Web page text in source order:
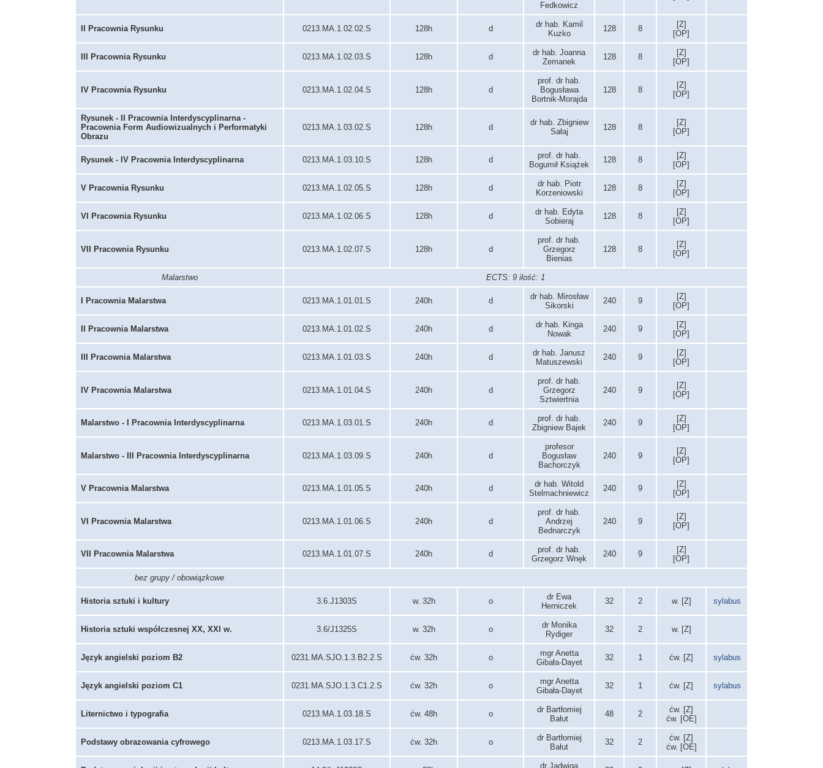
Fedkowicz
II Pracownia Rysunku 0213.MA.1.02.02.S 128h d
dr hab. Kamil
Kuzko
128 8
[Z]
[OP]
III Pracownia Rysunku 0213.MA.1.02.03.S 128h d
dr hab. Joanna
Zemanek
128 8
[Z]
[OP]
IV Pracownia Rysunku 0213.MA.1.02.04.S 128h d
prof. dr hab.
Bogusława
Bortnik-Morajda
128 8
[Z]
[OP]
Rysunek - II Pracownia Interdyscyplinarna -
Pracownia Form Audiowizualnych i Performatyki
Obrazu
0213.MA.1.03.02.S 128h d
dr hab. Zbigniew
Sałaj
128 8
[Z]
[OP]
Rysunek - IV Pracownia Interdyscyplinarna 0213.MA.1.03.10.S 128h d
prof. dr hab.
Bogumił Książek
128 8
[Z]
[OP]
V Pracownia Rysunku 0213.MA.1.02.05.S 128h d
dr hab. Piotr
Korzeniowski
128 8
[Z]
[OP]
VI Pracownia Rysunku 0213.MA.1.02.06.S 128h d
dr hab. Edyta
Sobieraj
128 8
[Z]
[OP]
VII Pracownia Rysunku 0213.MA.1.02.07.S 128h d
prof. dr hab.
Grzegorz
Bienias
128 8
[Z]
[OP]
Malarstwo ECTS: 9 ilość: 1
I Pracownia Malarstwa 0213.MA.1.01.01.S 240h d
dr hab. Mirosław
Sikorski
240 9
[Z]
[OP]
II Pracownia Malarstwa 0213.MA.1.01.02.S 240h d
dr hab. Kinga
Nowak
240 9
[Z]
[OP]
III Pracownia Malarstwa 0213.MA.1.01.03.S 240h d
dr hab. Janusz
Matuszewski
240 9
[Z]
[OP]
IV Pracownia Malarstwa 0213.MA.1.01.04.S 240h d
prof. dr hab.
Grzegorz
Sztwiertnia
240 9
[Z]
[OP]
Malarstwo - I Pracownia Interdyscyplinarna 0213.MA.1.03.01.S 240h d
prof. dr hab.
Zbigniew Bajek
240 9
[Z]
[OP]
Malarstwo - III Pracownia Interdyscyplinarna 0213.MA.1.03.09.S 240h d
profesor
Bogusław
Bachorczyk
240 9
[Z]
[OP]
V Pracownia Malarstwa 0213.MA.1.01.05.S 240h d
dr hab. Witold
Stelmachniewicz
240 9
[Z]
[OP]
VI Pracownia Malarstwa 0213.MA.1.01.06.S 240h d
prof. dr hab.
Andrzej
Bednarczyk
240 9
[Z]
[OP]
VII Pracownia Malarstwa 0213.MA.1.01.07.S 240h d
prof. dr hab.
Grzegorz Wnęk
240 9
[Z]
[OP]
bez grupy / obowiązkowe
Historia sztuki i kultury 3.6.J1303S w. 32h o
dr Ewa
Herniczek
32 2 w. [Z] sylabus
Historia sztuki współczesnej XX, XXI w. 3.6/J1325S w. 32h o
dr Monika
Rydiger
32 2 w. [Z]
Język angielski poziom B2 0231.MA.SJO.1.3.B2.2.S ćw. 32h o
mgr Anetta
Gibała-Dayet
32 1 ćw. [Z] sylabus
Język angielski poziom C1 0231.MA.SJO.1.3.C1.2.S ćw. 32h o
mgr Anetta
Gibała-Dayet
32 1 ćw. [Z] sylabus
Liternictwo i typografia 0213.MA.1.03.18.S ćw. 48h o
dr Bartłomiej
Bałut
48 2
ćw. [Z]
ćw. [OE]
Podstawy obrazowania cyfrowego 0213.MA.1.03.17.S ćw. 32h o
dr Bartłomiej
Bałut
32 2
ćw. [Z]
ćw. [OE]
dr Jadwiga